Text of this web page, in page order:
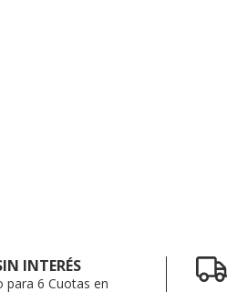
INTERÉS
para 6 Cuotas en